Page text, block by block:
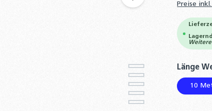
Preise
Länge
10